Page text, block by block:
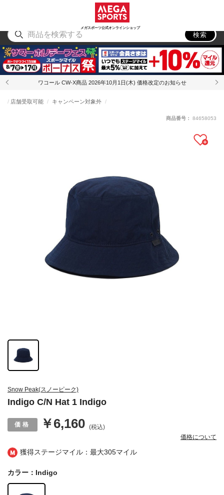
メガスポーツ公式オンラインショップ
アウトドア
検索
ワコール CW-X商品 2026年10月1日(木) 価格改定のお知らせ
獲得ステージマイル：最大305マイル
Snow Peak(スノーピーク)
Indigo C/N Hat 1 Indigo
店舗受取可能 キャンペーン対象外
￥6,160 (税込)
価格について
商品番号： 84658053
カラー：Indigo